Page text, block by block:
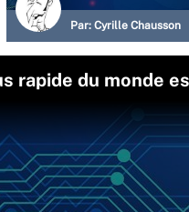
Par: Cyrille Chausson
rapide du monde